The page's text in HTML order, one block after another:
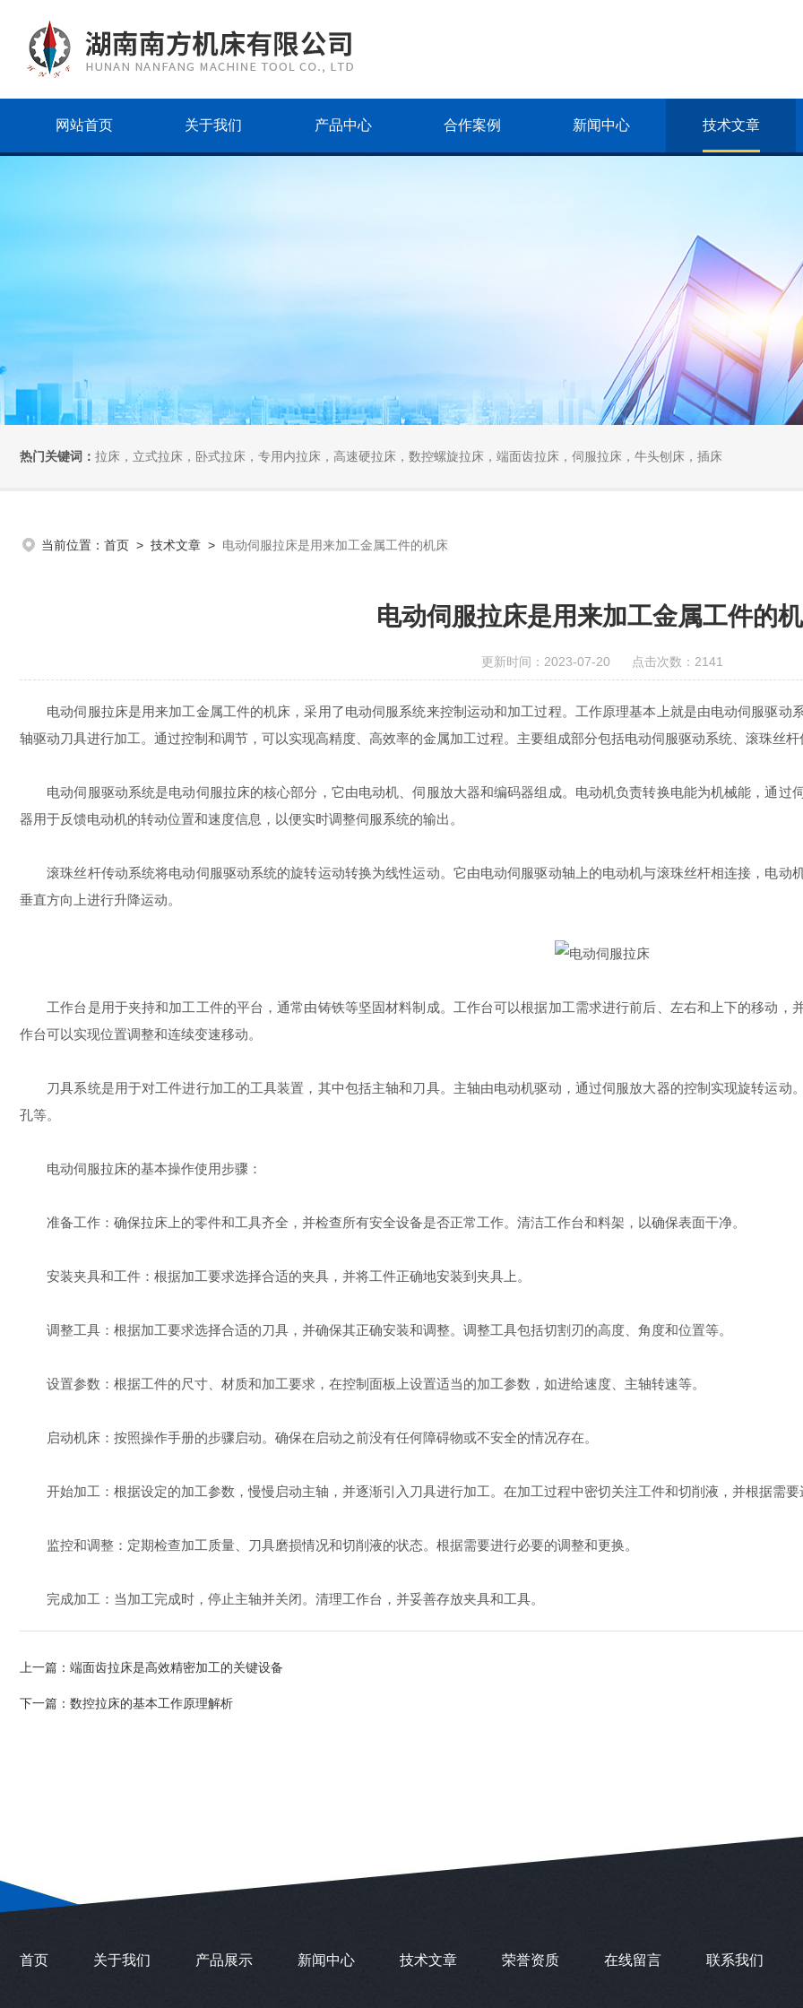
网站首页 关于我们 产品中心 合作案例 新闻中心 技术文章
热门关键词： 拉床，立式拉床，卧式拉床，专用内拉床，高速硬拉床，数控螺旋拉床，端面齿拉床，伺服拉床，牛头刨床，插床
当前位置： 首页 > 技术文章 > 电动伺服拉床是用来加工金属工件的机床
电动伺服拉床是用来加工金属工件的
更新时间：2023-07-20 点击次数：2141
电动伺服拉床是用来加工金属工件的机床，采用了电动伺服系统来控制运动和加工过程。工作原理基本上就是由电动伺服驱动
轴驱动刀具进行加工。通过控制和调节，可以实现高精度、高效率的金属加工过程。主要组成部分包括电动伺服驱动系统、滚珠丝杆
电动伺服驱动系统是电动伺服拉床的核心部分，它由电动机、伺服放大器和编码器组成。电动机负责转换电能为机械能，通过
器用于反馈电动机的转动位置和速度信息，以便实时调整伺服系统的输出。
滚珠丝杆传动系统将电动伺服驱动系统的旋转运动转换为线性运动。它由电动伺服驱动轴上的电动机与滚珠丝杆相连接，电动
垂直方向上进行升降运动。
工作台是用于夹持和加工工件的平台，通常由铸铁等坚固材料制成。工作台可以根据加工需求进行前后、左右和上下的移动，
作台可以实现位置调整和连续变速移动。
刀具系统是用于对工件进行加工的工具装置，其中包括主轴和刀具。主轴由电动机驱动，通过伺服放大器的控制实现旋转运动
孔等。
电动伺服拉床的基本操作使用步骤：
准备工作：确保拉床上的零件和工具齐全，并检查所有安全设备是否正常工作。清洁工作台和料架，以确保表面干净。
安装夹具和工件：根据加工要求选择合适的夹具，并将工件正确地安装到夹具上。
调整工具：根据加工要求选择合适的刀具，并确保其正确安装和调整。调整工具包括切割刃的高度、角度和位置等。
设置参数：根据工件的尺寸、材质和加工要求，在控制面板上设置适当的加工参数，如进给速度、主轴转速等。
启动机床：按照操作手册的步骤启动。确保在启动之前没有任何障碍物或不安全的情况存在。
开始加工：根据设定的加工参数，慢慢启动主轴，并逐渐引入刀具进行加工。在加工过程中密切关注工件和切削液，并根据需要
监控和调整：定期检查加工质量、刀具磨损情况和切削液的状态。根据需要进行必要的调整和更换。
完成加工：当加工完成时，停止主轴并关闭。清理工作台，并妥善存放夹具和工具。
上一篇： 端面齿拉床是高效精密加工的关键设备
下一篇： 数控拉床的基本工作原理解析
首页 关于我们 产品展示 新闻中心 技术文章 荣誉资质 在线留言 联系我们